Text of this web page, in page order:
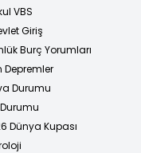
VBS
Giriş
Burç Yorumları
Depremler
Durumu
Dünya Kupası